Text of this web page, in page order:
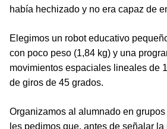
había hechizado y no era capaz de
Elegimos un robot educativo
con poco peso (1,84 kg) y una
movimientos espaciales lineales de
de giros de 45 grados.
Organizamos al alumnado en
les pedimos que, antes de señalar